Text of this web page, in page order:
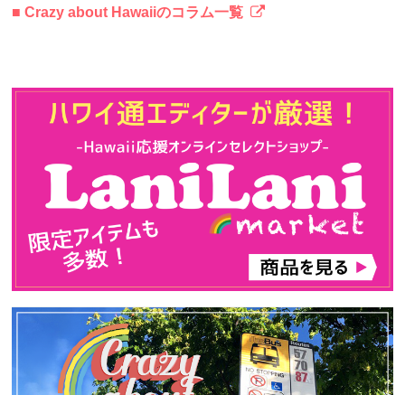
■Crazy about Hawaiiのコラム一覧